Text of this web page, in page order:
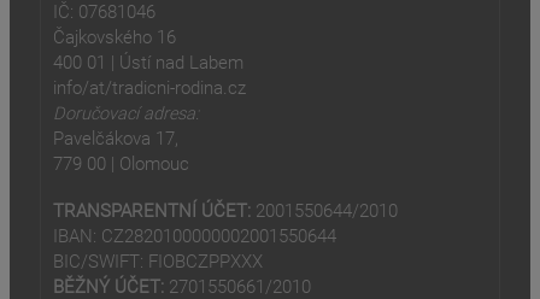
IČ: 07681046
Čajkovského 16
400 01 | Ústí nad Labem
info/at/tradicni-rodina.cz
Doručovací adresa:
Pavelčákova 17,
779 00 | Olomouc
TRANSPARENTNÍ ÚČET: 2001550644/2010
IBAN: CZ2820100000002001550644
BIC/SWIFT: FIOBCZPPXXX
BĚŽNÝ ÚČET: 2701550661/2010